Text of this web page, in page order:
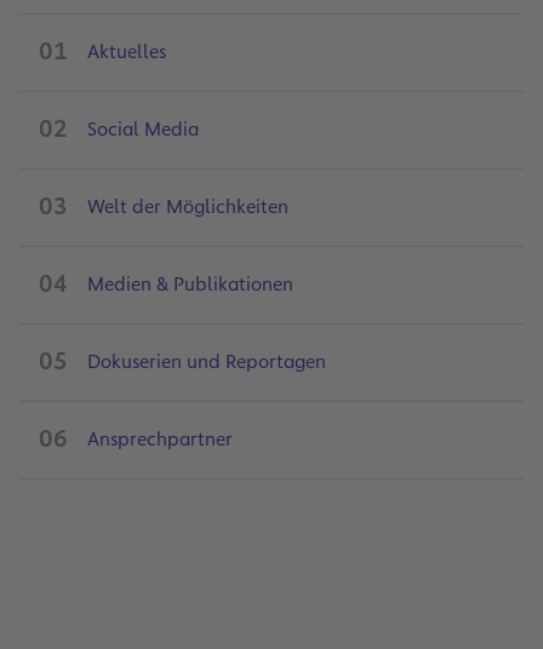
01 Aktuelles
02 Social Media
03 Welt der Möglichkeiten
04 Medien & Publikationen
05 Dokuserien und Reportagen
06 Ansprechpartner